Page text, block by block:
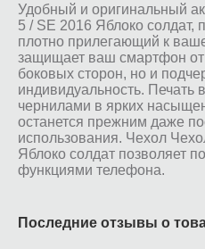
Удобный и оригинальный
5 / SE 2016 Яблоко солдат,
плотно прилегающий к
защищает ваш смартфон
боковых сторон, но и
индивидуальность.
чернилами в ярких
останется прежним даже
использования. Чехол
Яблоко солдат позволяет
функциями телефона.
Последние отзывы о